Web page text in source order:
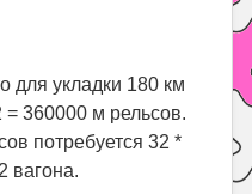
для укладки 180 км
= 360000 м рельсов.
потребуется 32 *
вагона.